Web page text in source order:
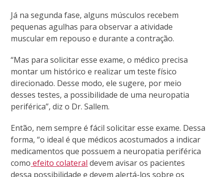
Já na segunda fase, alguns músculos recebem
pequenas agulhas para observar a atividade
muscular em repouso e durante a contração.
“Mas para solicitar esse exame, o médico precisa
montar um histórico e realizar um teste físico
direcionado. Desse modo, ele sugere, por meio
desses testes, a possibilidade de uma neuropatia
periférica”, diz o Dr. Sallem.
Então, nem sempre é fácil solicitar esse exame. Dessa
forma, “o ideal é que médicos acostumados a indicar
medicamentos que possuem a neuropatia periférica
como efeito colateral devem avisar os pacientes
dessa possibilidade e devem alertá-los sobre os